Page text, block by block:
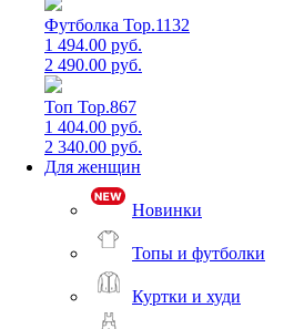
Футболка Top.1132
1 494.00 руб.
2 490.00 руб.
Топ Top.867
1 404.00 руб.
2 340.00 руб.
Для женщин
Новинки
Топы и футболки
Куртки и худи